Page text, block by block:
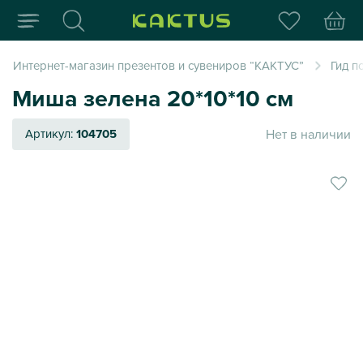
Интернет-магазин
Интернет-магазин презентов и сувениров “КАКТУС” Гид
Миша зелена 20*10*10 см
Артикул:104705 Нет в наличии